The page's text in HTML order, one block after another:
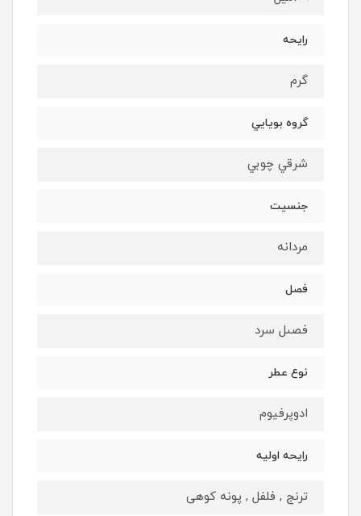
رايحه
گرم
گروه بويايي
شرقي چوبي
جنسيت
مردانه
فصل
فصىل سرد
نوع عطر
ادوپرفيوم
رايحه اوليه
ترنج , فلفل , پونه کوهی